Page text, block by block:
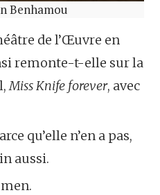
Benhamou
de l’Œuvre en
remonte-t-elle sur la
Miss Knife forever, avec
qu’elle n’en a pas,
aussi.